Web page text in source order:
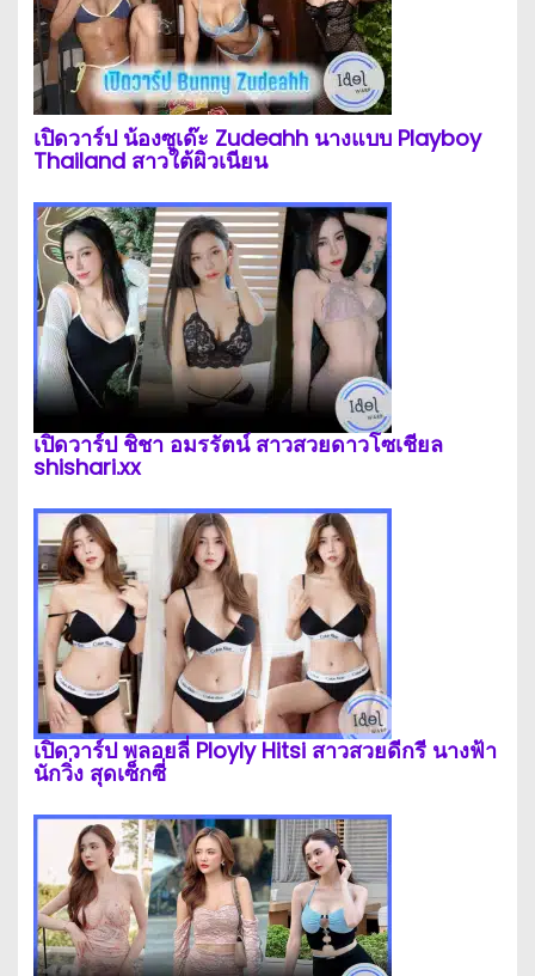
เปิดวาร์ป น้องซูเด๊ะ Zudeahh นางแบบ Playboy
Thailand สาวใต้ผิวเนียน
เปิดวาร์ป ชิชา อมรรัตน์ สาวสวยดาวโซเชียล
shishari.xx
เปิดวาร์ป พลอยลี่ Ployly Hitsi สาวสวยดีกรี นางฟ้า
นักวิ่ง สุดเซ็กซี่